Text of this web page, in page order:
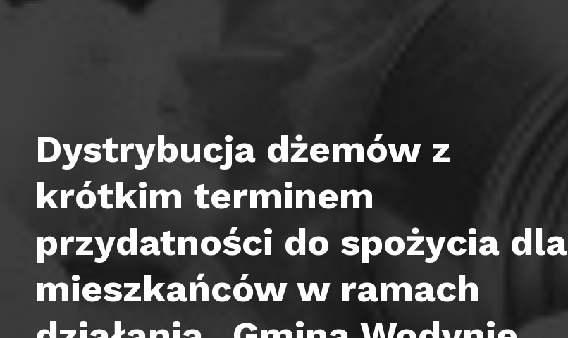
Dystrybucja dżemów z
krótkim terminem
przydatności do spożycia dla
mieszkańców w ramach